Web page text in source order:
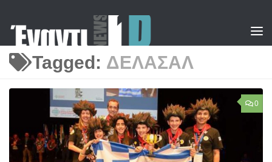
Tagged: ΔΕΛΑΣΑΛ
0